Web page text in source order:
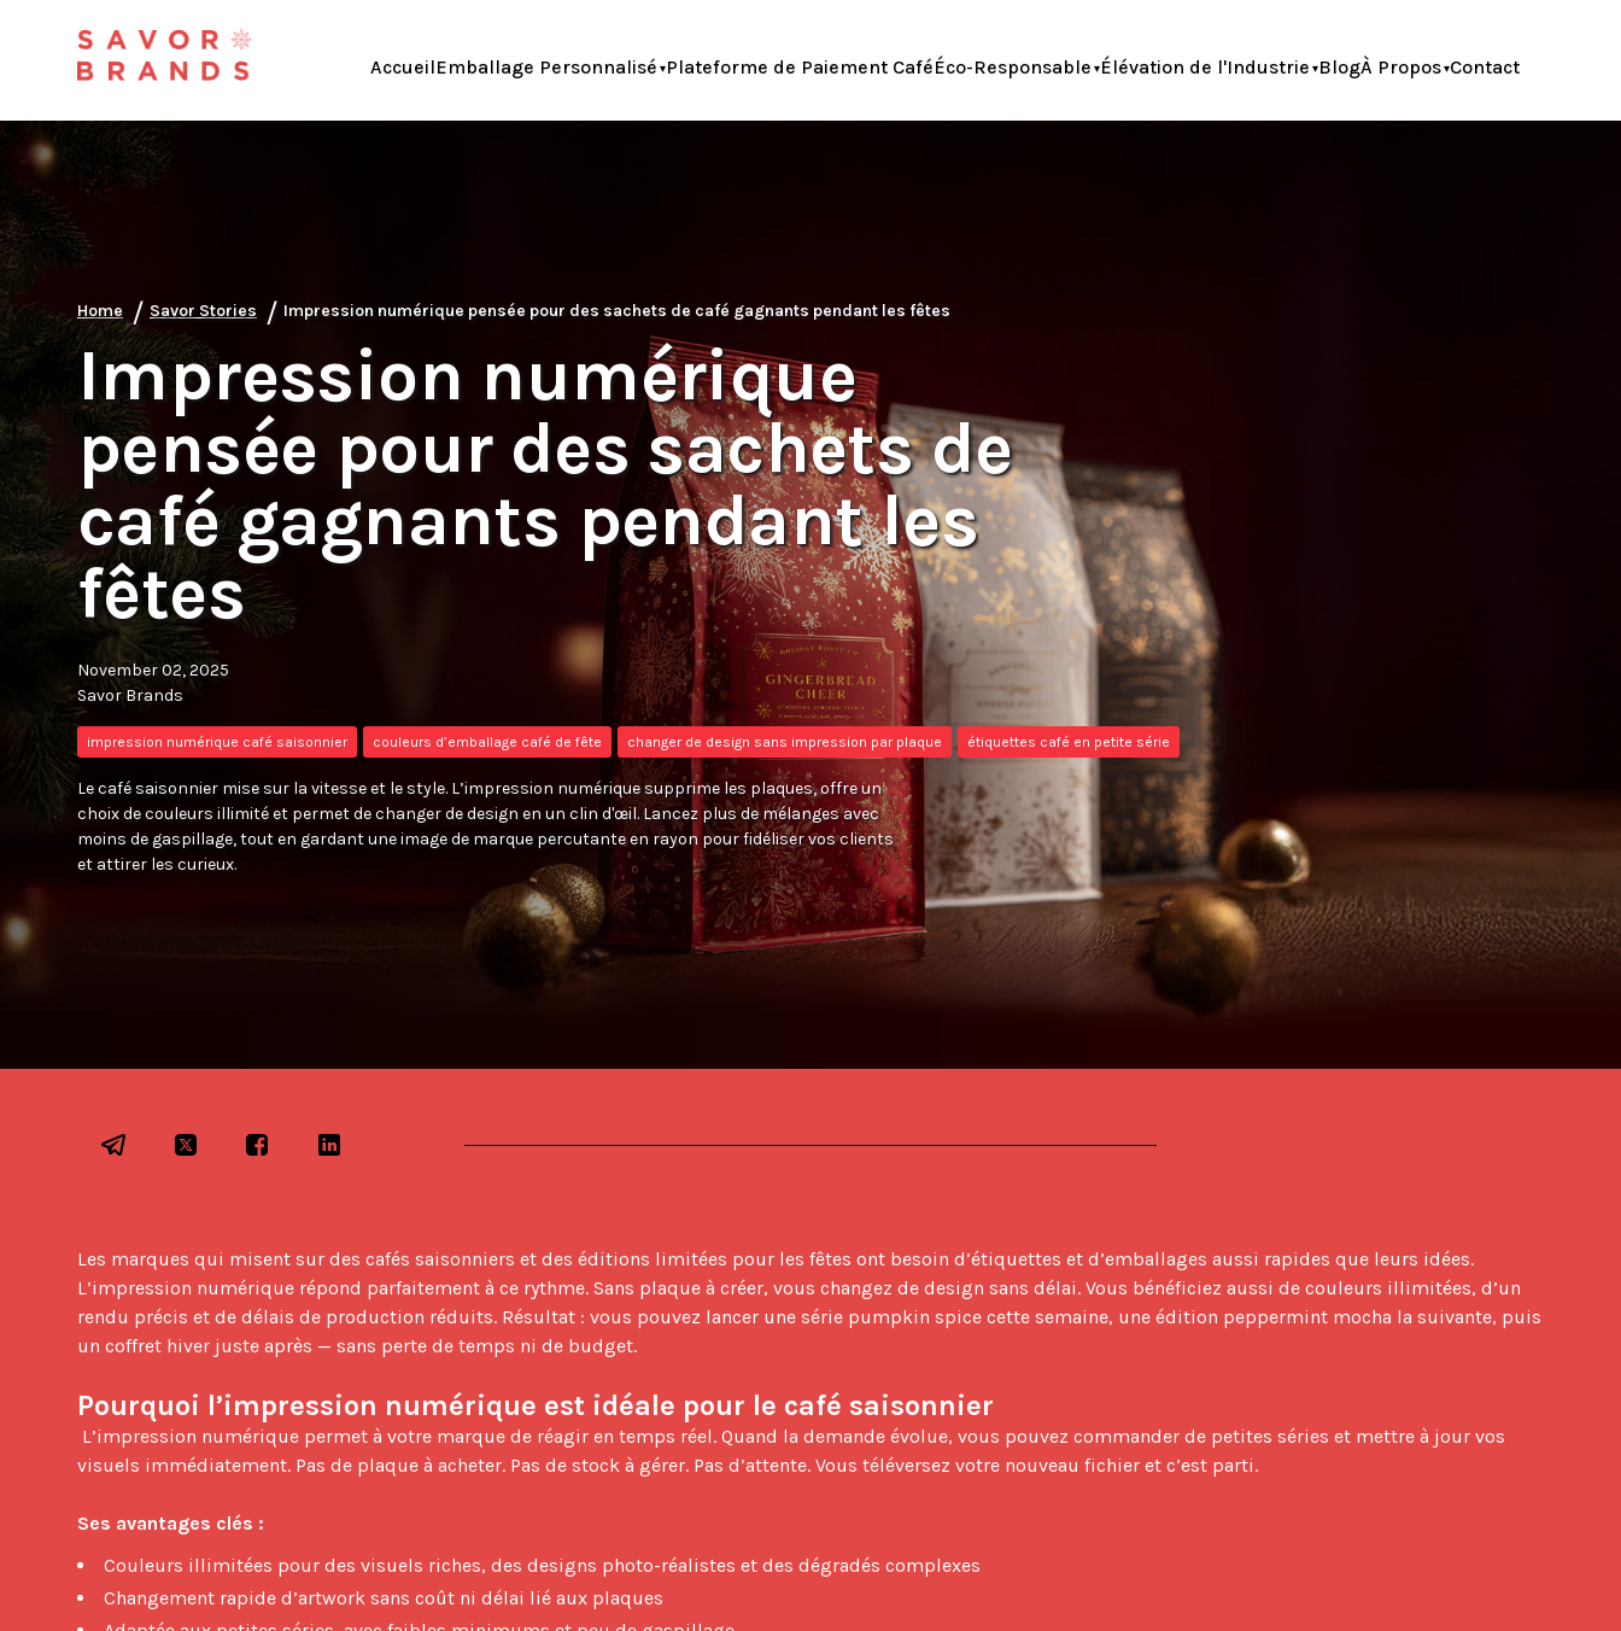
AccueilEmballage Personnalisé Plateforme de Paiement CaféÉco-Responsable Élévation de l'Industrie BlogÀ Propos Contact
Home / Savor Stories / Impression numérique pensée pour des sachets de café gagnants pendant les fêtes
Impression numérique
pensée pour des sachets de
café gagnants pendant les
fêtes
November 02, 2025
Savor Brands
impression numérique café saisonnier couleurs d’emballage café de fête changer de design sans impression par plaque étiquettes café en petite série
Le café saisonnier mise sur la vitesse et le style. L’impression numérique supprime les plaques, offre un
choix de couleurs illimité et permet de changer de design en un clin d'œil. Lancez plus de mélanges avec
moins de gaspillage, tout en gardant une image de marque percutante en rayon pour fidéliser vos clients
et attirer les curieux.
Les marques qui misent sur des cafés saisonniers et des éditions limitées pour les fêtes ont besoin d’étiquettes et d’emballages aussi rapides que leurs idées.
L’impression numérique répond parfaitement à ce rythme. Sans plaque à créer, vous changez de design sans délai. Vous bénéficiez aussi de couleurs illimitées, d’un
rendu précis et de délais de production réduits. Résultat : vous pouvez lancer une série pumpkin spice cette semaine, une édition peppermint mocha la suivante, puis
un coffret hiver juste après — sans perte de temps ni de budget.
Pourquoi l’impression numérique est idéale pour le café saisonnier
visuels immédiatement. Pas de plaque à acheter. Pas de stock à gérer. Pas d’attente. Vous téléversez votre nouveau fichier et c’est parti.
Ses avantages clés :
Couleurs illimitées pour des visuels riches, des designs photo-réalistes et des dégradés complexes
Changement rapide d’artwork sans coût ni délai lié aux plaques